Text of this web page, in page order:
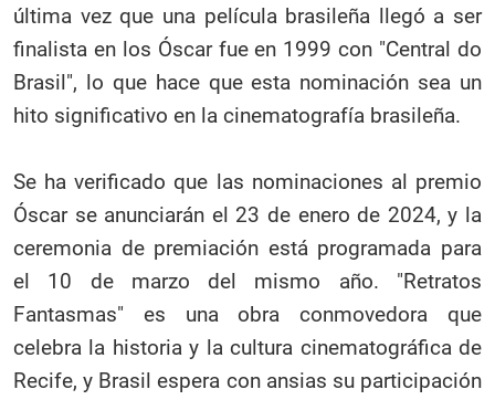
última vez que una película brasileña llegó a ser
finalista en los Óscar fue en 1999 con "Central do
Brasil", lo que hace que esta nominación sea un
hito significativo en la cinematografía brasileña.
Se ha verificado que las nominaciones al premio
Óscar se anunciarán el 23 de enero de 2024, y la
ceremonia de premiación está programada para
el 10 de marzo del mismo año. "Retratos
Fantasmas" es una obra conmovedora que
celebra la historia y la cultura cinematográfica de
Recife, y Brasil espera con ansias su participación